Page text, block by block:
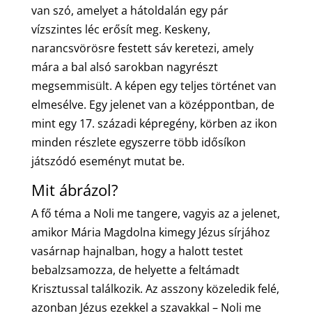
van szó, amelyet a hátoldalán egy pár
vízszintes léc erősít meg. Keskeny,
narancsvörösre festett sáv keretezi, amely
mára a bal alsó sarokban nagyrészt
megsemmisült. A képen egy teljes történet van
elmesélve. Egy jelenet van a középpontban, de
mint egy 17. századi képregény, körben az ikon
minden részlete egyszerre több idősíkon
játszódó eseményt mutat be.
Mit ábrázol?
A fő téma a Noli me tangere, vagyis az a jelenet,
amikor Mária Magdolna kimegy Jézus sírjához
vasárnap hajnalban, hogy a halott testet
bebalzsamozza, de helyette a feltámadt
Krisztussal találkozik. Az asszony közeledik felé,
azonban Jézus ezekkel a szavakkal – Noli me